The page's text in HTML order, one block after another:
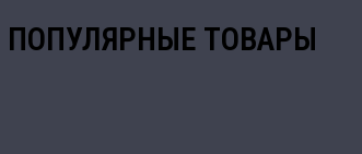
ПОПУЛЯРНЫЕ ТОВАРЫ